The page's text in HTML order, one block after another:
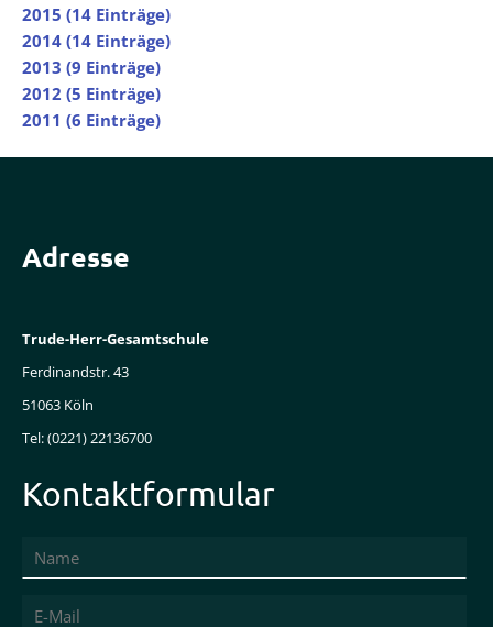
2015 (14 Einträge)
2014 (14 Einträge)
2013 (9 Einträge)
2012 (5 Einträge)
2011 (6 Einträge)
Adresse
Trude-Herr-Gesamtschule
Ferdinandstr. 43
51063 Köln
Tel: (0221) 22136700
Kontaktformular